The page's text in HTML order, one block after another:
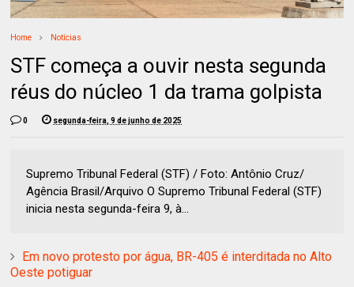
Home Notícias
STF começa a ouvir nesta segunda
réus do núcleo 1 da trama golpista
0 segunda-feira, 9 de junho de 2025
Supremo Tribunal Federal (STF) / Foto: Antônio Cruz/
Agência Brasil/Arquivo O Supremo Tribunal Federal (STF)
inicia nesta segunda-feira 9, à...
Em novo protesto por água, BR-405 é interditada no Alto
Oeste potiguar